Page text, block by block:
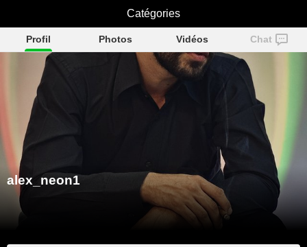
alex_neon1
Profil Photos Vidéos Chat
alex_neon1
Catégories